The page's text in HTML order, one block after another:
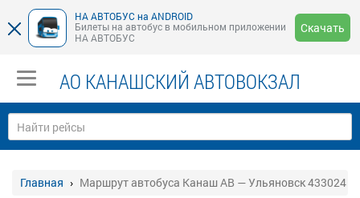
НА АВТОБУС на ANDROID
Билеты на автобус в мобильном приложении
НА АВТОБУС
Скачать
АО КАНАШСКИЙ АВТОВОКЗАЛ
Главная Маршрут автобуса Канаш АВ — Ульяновск 433024